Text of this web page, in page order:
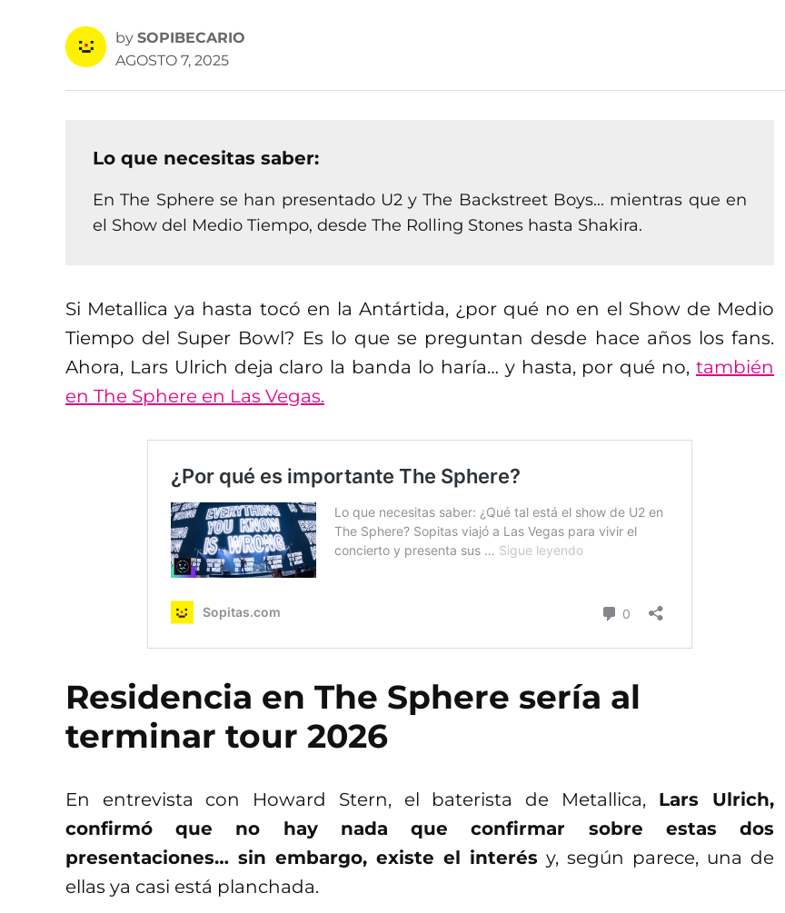
by SOPIBECARIO
AGOSTO 7, 2025
Lo que necesitas saber:
En The Sphere se han presentado U2 y The Backstreet Boys... mientras que en
el Show del Medio Tiempo, desde The Rolling Stones hasta Shakira.
Si Metallica ya hasta tocó en la Antártida, ¿por qué no en el Show de Medio
Tiempo del Super Bowl? Es lo que se preguntan desde hace años los fans.
Ahora, Lars Ulrich deja claro la banda lo haría… y hasta, por qué no, también
en The Sphere en Las Vegas.
Residencia en The Sphere sería al
terminar tour 2026
En entrevista con Howard Stern, el baterista de Metallica,Lars Ulrich,
confirmó que no hay nada que confirmar sobre estas dos
presentaciones… sin embargo, existe el interés y, según parece, una de
ellas ya casi está planchada.